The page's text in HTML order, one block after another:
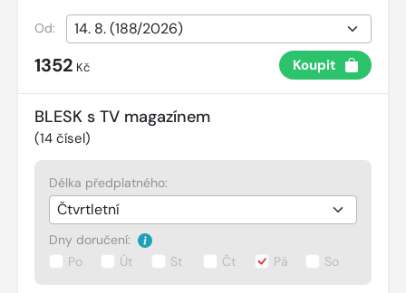
Od:
1352 Kč Koupit
BLESK s TV magazínem
(14 čísel)
Délka předplatného:
Dny doručení:
Po
Út St Čt Pá So